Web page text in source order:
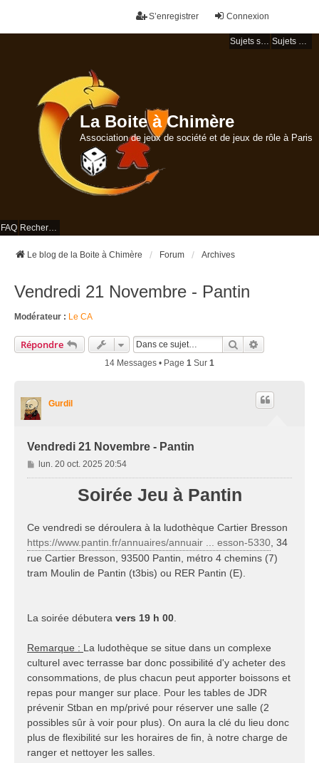
Connexion
S’enregistrer
Sujets sans réponse Sujets actifs
La Boite à Chimère
Association de jeux de société et de jeux de rôle à Paris
FAQ Rechercher
Le blog de la Boite à Chimère Forum Archives
Vendredi 21 Novembre - Pantin
Modérateur : Le CA
Répondre Rechercher
14 Messages • Page 1 Sur 1
Gurdil
Vendredi 21 Novembre - Pantin
M
e
g
e
lun. 20 oct. 2025 20:54
Soirée Jeu à Pantin
Ce vendredi se déroulera à la ludothèque Cartier Bresson
https://www.pantin.fr/annuaires/annuair ... esson-5330 , 34
rue Cartier Bresson, 93500 Pantin, métro 4 chemins (7)
tram Moulin de Pantin (t3bis) ou RER Pantin (E).
La soirée débutera vers 19 h 00
Remarque : La ludothèque se situe dans un complexe
culturel avec terrasse bar donc possibilité d'y acheter des
consommations, de plus chacun peut apporter boissons et
repas pour manger sur place. Pour les tables de JDR
prévenir Stban en mp/privé pour réserver une salle (2
possibles sûr à voir pour plus). On aura la clé du lieu donc
plus de flexibilité sur les horaires de fin, à notre charge de
ranger et nettoyer les salles.